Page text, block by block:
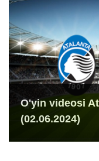
O'yin videosi
(02.06.2024)